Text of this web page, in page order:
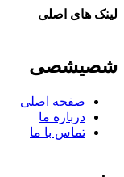
لینک های اصلی
شصیشصی
صفحه اصلی
درباره ما
تماس با ما